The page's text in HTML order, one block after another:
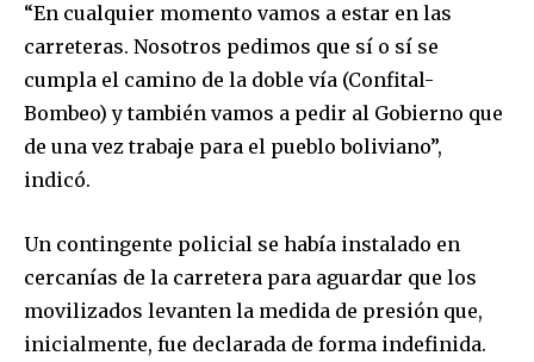
“En cualquier momento vamos a estar en las
carreteras. Nosotros pedimos que sí o sí se
cumpla el camino de la doble vía (Confital-
Bombeo) y también vamos a pedir al Gobierno que
de una vez trabaje para el pueblo boliviano”,
indicó.
Un contingente policial se había instalado en
cercanías de la carretera para aguardar que los
movilizados levanten la medida de presión que,
inicialmente, fue declarada de forma indefinida.